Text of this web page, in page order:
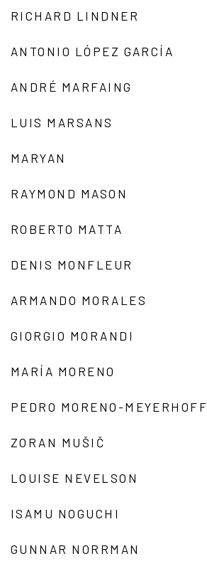
RICHARD LINDNER
ANTONIO LÓPEZ GARCÍA
ANDRÉ MARFAING
LUIS MARSANS
MARYAN
RAYMOND MASON
ROBERTO MATTA
DENIS MONFLEUR
ARMANDO MORALES
GIORGIO MORANDI
MARÍA MORENO
PEDRO MORENO-MEYERHOFF
ZORAN MUŠIČ
LOUISE NEVELSON
ISAMU NOGUCHI
GUNNAR NORRMAN